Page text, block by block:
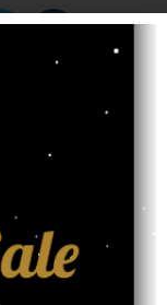
האימייל לא יוצג באתר.
התגובה שלך*